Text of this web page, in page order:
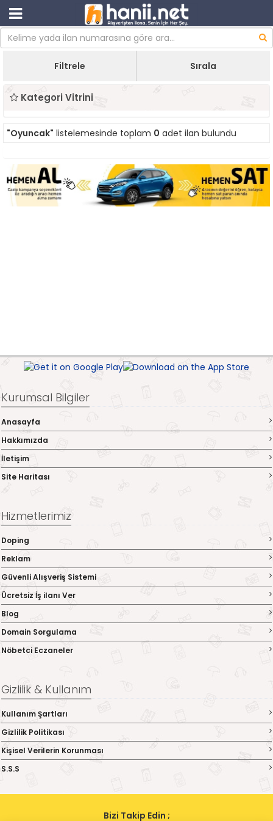
Filtrele Sırala
Kategori Vitrini
"Oyuncak" listelemesinde toplam 0 adet ilan bulundu
Kurumsal Bilgiler
Anasayfa
Hakkımızda
İletişim
Site Haritası
Hizmetlerimiz
Doping
Reklam
Güvenli Alışveriş Sistemi
Ücretsiz İş ilanı Ver
Blog
Domain Sorgulama
Nöbetci Eczaneler
Gizlilik & Kullanım
Kullanım Şartları
Gizlilik Politikası
Kişisel Verilerin Korunması
S.S.S
Bizi Takip Edin ;